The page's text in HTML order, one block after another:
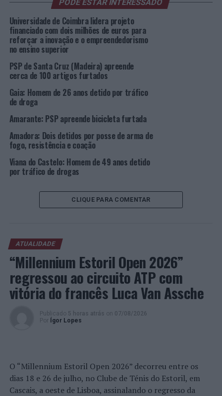
Pelas 23h45, na Estrada Nacional 109, na Figueira da
Foz, foi detido um homem, de 43 anos de idade, por,
numa operação de fiscalização, se ter constatado que o
apreendida.
Foto: PSP.
TÓPICOS RELACIONADOS: COIMBRA
CRIMINALIDADE
PRÓXIMO
Póvoa de Varzim: Quinquagenário detido por violência
doméstica
3ª edição da Bienal de Fotografia do Porto apresenta
“Atos de Empatia” em 14 locais da cidade
PODE ESTAR INTERESSADO
Universidade de Coimbra lidera projeto
financiado com dois milhões de euros para
reforçar a inovação e o empreendedorismo
no ensino superior
PSP de Santa Cruz (Madeira) apreende
cerca de 100 artigos furtados
Gaia: Homem de 26 anos detido por tráfico
de droga
Amarante: PSP apreende bicicleta furtada
Amadora: Dois detidos por posse de arma de
fogo, resistência e coação
Viana do Castelo: Homem de 49 anos detido
por tráfico de drogas
CLIQUE PARA COMENTAR
ATUALIDADE
“Millennium Estoril Open 2026”
regressou ao circuito ATP com
vitória do francês Luca Van Assche
Publicado 5 horas atrás on 07/08/2026
Por
Ígor Lopes
O “Millennium Estoril Open 2026” decorreu entre os
dias 18 e 26 de julho, no Clube de Ténis do Estoril, em
Cascais, a oeste de Lisboa, assinalando o regresso da